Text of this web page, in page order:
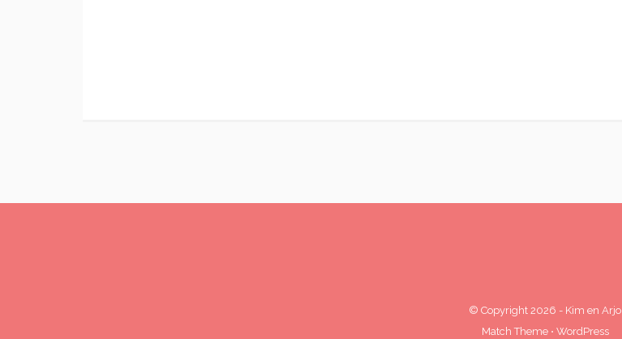
© Copyright 2026 - Kim en Arjo
Match Theme⋅ WordPress